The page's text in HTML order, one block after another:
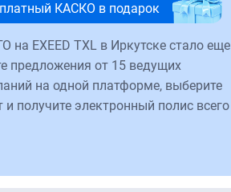
КАСКО в подарок
на EXEED TXL в Иркутске стало еще
предложения от 15 ведущих
на одной платформе, выберите
получите электронный полис всего